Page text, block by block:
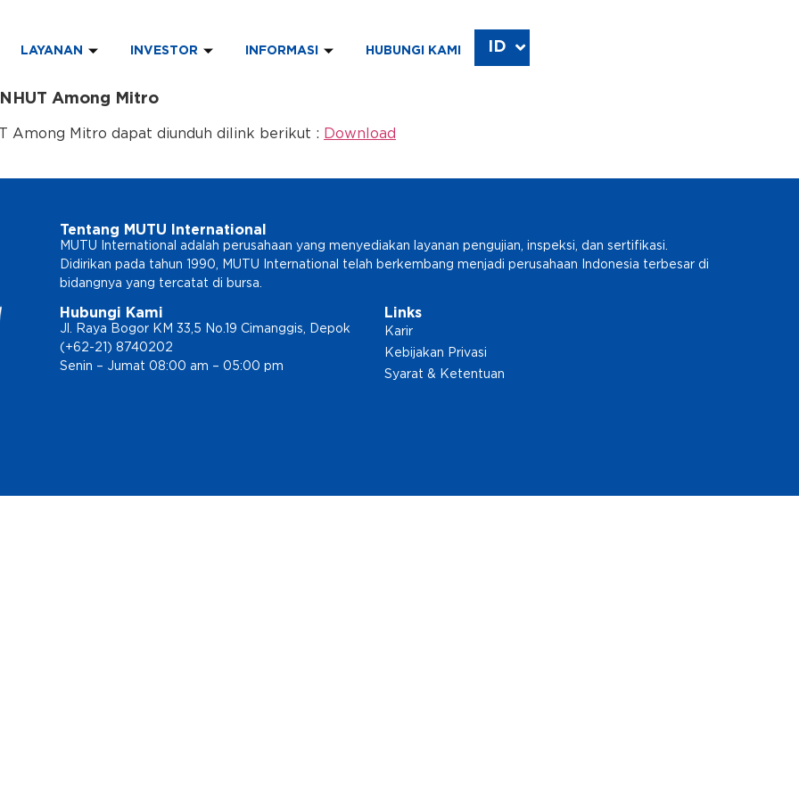
LAYANAN INVESTOR INFORMASI HUBUNGI KAMI ID
EN
Among Mitro
Among Mitro dapat diunduh dilink berikut : Download
Tentang MUTU International
MUTU International adalah perusahaan yang menyediakan layanan pengujian, inspeksi, dan sertifikasi.
Didirikan pada tahun 1990, MUTU International telah berkembang menjadi perusahaan Indonesia terbesar di
bidangnya yang tercatat di bursa.
Hubungi Kami
Jl. Raya Bogor KM 33,5 No.19 Cimanggis, Depok
(+62-21) 8740202
Senin – Jumat 08:00 am – 05:00 pm
Links
Karir
Kebijakan Privasi
Syarat & Ketentuan